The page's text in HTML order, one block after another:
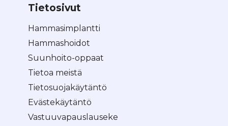
Tietosivut
Hammasimplantti
Hammashoidot
Suunhoito-oppaat
Tietoa meistä
Tietosuojakäytäntö
Evästekäytäntö
Vastuuvapauslauseke